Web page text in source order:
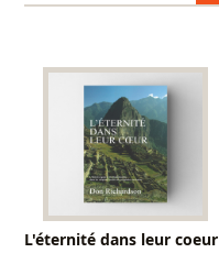
L'éternité dans leur coeur